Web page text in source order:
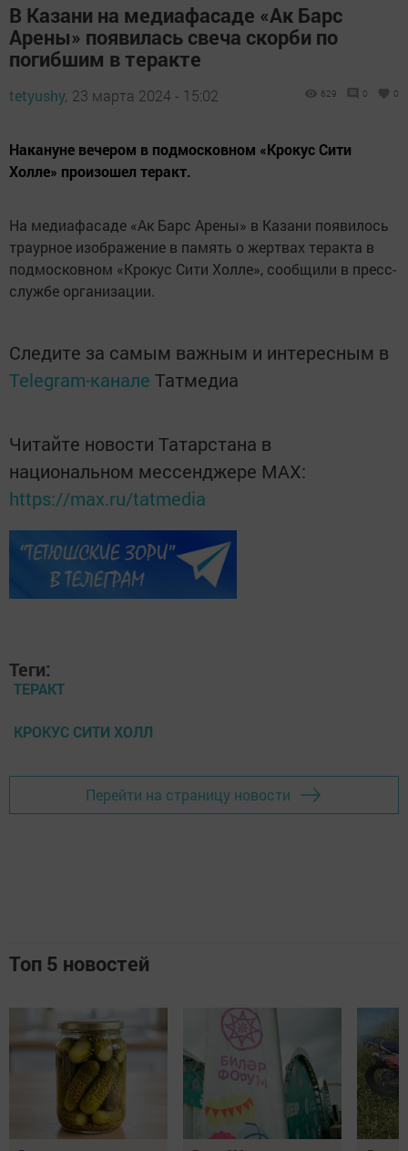
В Казани на медиафасаде «Ак Барс
Арены» появилась свеча скорби по
погибшим в теракте
tetyushy, 23 марта 2024 - 15:02 629 0 0
Накануне вечером в подмосковном «Крокус Сити
Холле» произошел теракт.
На медиафасаде «Ак Барс Арены» в Казани появилось
траурное изображение в память о жертвах теракта в
подмосковном «Крокус Сити Холле», сообщили в пресс-
службе организации.
Следите за самым важным и интересным в
Telegram-канале Татмедиа
Читайте новости Татарстана в
национальном мессенджере MАХ:
https://max.ru/tatmedia
Теги:
ТЕРАКТ
КРОКУС СИТИ ХОЛЛ
Перейти на страницу новости
Топ 5 новостей